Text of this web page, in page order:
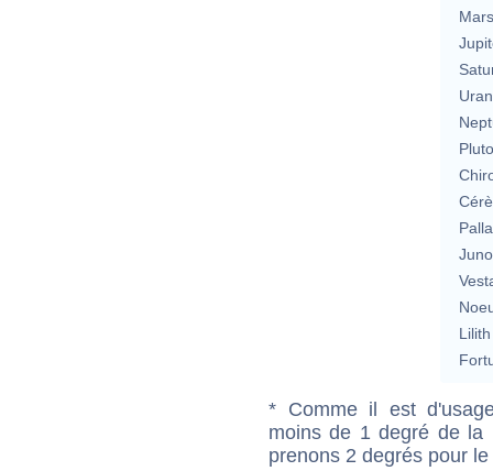
Mars
Lilith
* Comme il est
moins de 1 degré de la
prenons 2 degrés pour